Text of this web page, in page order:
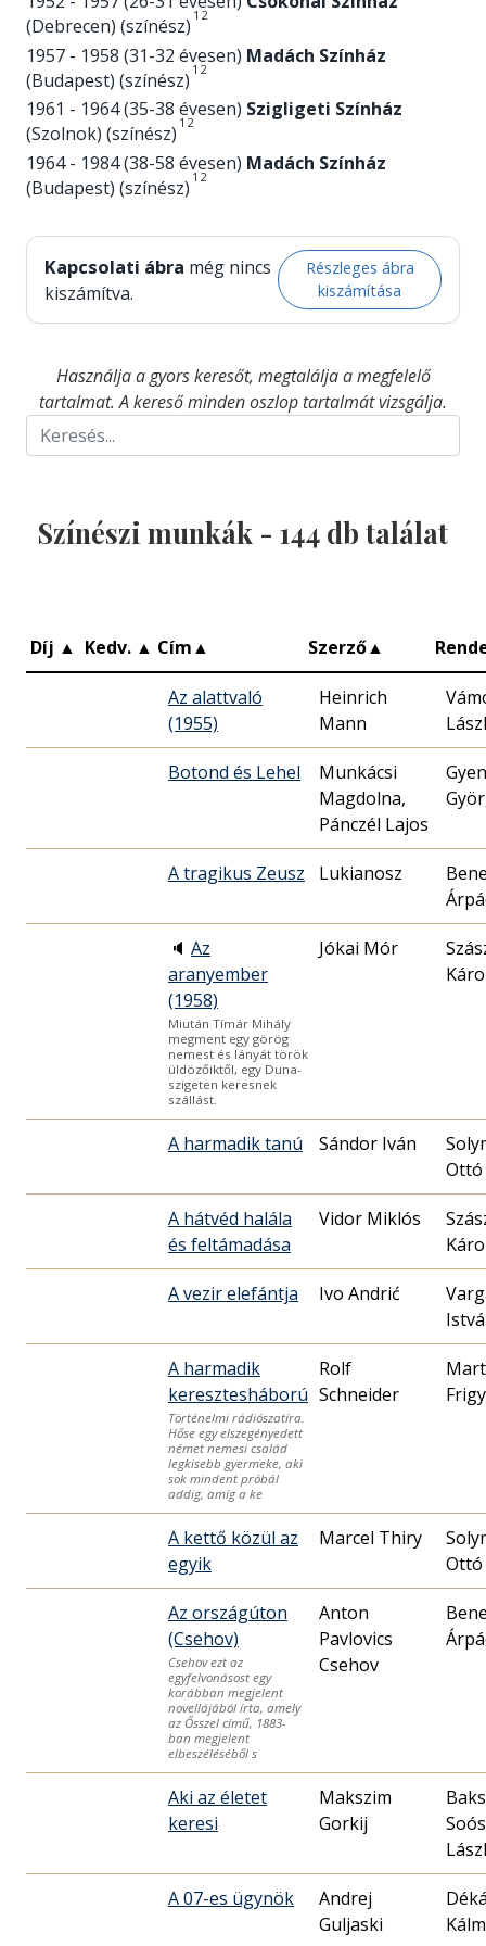
(Debrecen) (színész) 1 2
1957 - 1958 (31-32 évesen) Madách Színház
(Budapest) (színész) 1 2
1961 - 1964 (35-38 évesen) Szigligeti Színház
(Szolnok) (színész) 1 2
1964 - 1984 (38-58 évesen) Madách Színház
(Budapest) (színész) 1 2
Kapcsolati ábra még nincs
kiszámítva.
Részleges ábra
kiszámítása
Használja a gyors keresőt, megtalálja a megfelelő
tartalmat. A kereső minden oszlop tartalmát vizsgálja.
Színészi munkák - 144 db találat
Díj ▲ Kedv. ▲ Cím▲ Szerző▲
Az alattvaló
(1955)
Heinrich
Mann
Botond és Lehel
Munkácsi
Magdolna,
Pánczél Lajos
A tragikus Zeusz Lukianosz
🔈 Az
aranyember
(1958)
Miután Tímár Mihály
megment egy görög
nemest és lányát török
üldözőiktől, egy Duna-
szigeten keresnek
szállást.
Jókai Mór
A harmadik tanú Sándor Iván
Ottó
A hátvéd halála
és feltámadása
Vidor Miklós
A vezir elefántja Ivo Andrić
A harmadik
keresztesháború
Történelmi rádiószatíra.
Hőse egy elszegényedett
német nemesi család
legkisebb gyermeke, aki
sok mindent próbál
addig, amíg a ke
Rolf
Schneider
A kettő közül az
egyik
Marcel Thiry
Ottó
Az országúton
(Csehov)
Csehov ezt az
egyfelvonásost egy
korábban megjelent
novellájából írta, amely
az Ősszel című, 1883-
ban megjelent
elbeszéléséből s
Anton
Pavlovics
Csehov
Aki az életet
keresi
Makszim
Gorkij
Soós
A 07-es ügynök
Andrej
Guljaski